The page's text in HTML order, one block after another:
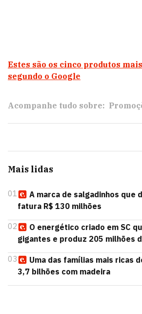
Estes são os cinco produtos
segundo o Google
Acompanhe tudo sobre:
Mais lidas
01
A marca de salgadinhos que
fatura R$ 130 milhões
02
O energético criado em SC
gigantes e produz 205 milhões
03
Uma das famílias mais ricas
3,7 bilhões com madeira